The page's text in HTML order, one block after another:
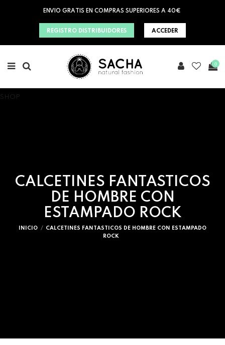
ENVIO GRATIS EN COMPRAS SUPERIORES A 40€
REGISTRO DISTRIBUIDORES ACCEDER
0
SHOP
CALCETINES FANTASTICOS
DE HOMBRE CON
ESTAMPADO ROCK
INICIO
CALCETINES FANTASTICOS DE HOMBRE CON ESTAMPADO
ROCK